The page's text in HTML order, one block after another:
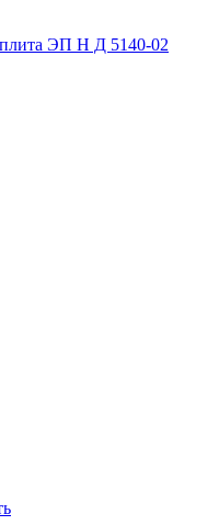
плита ЭП Н Д 5140-02